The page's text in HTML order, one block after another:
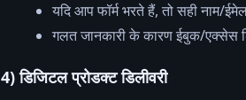
यदि आप फॉर्म भरते हैं, तो सही नाम/
गलत जानकारी के कारण ईबुक/एक्सेस
4) डिजिटल प्रोडक्ट डिलीवरी